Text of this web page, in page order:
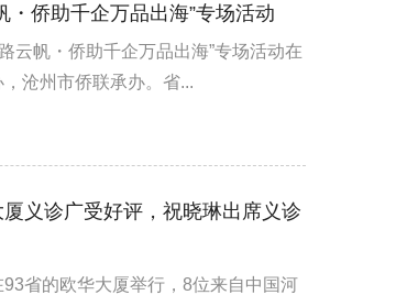
・侨助千企万品出海”专场活动
云帆・侨助千企万品出海”专场活动在
沧州市侨联承办。省...
义诊广受好评，祝晓琳出席义诊
省的欧华大厦举行，8位来自中国河